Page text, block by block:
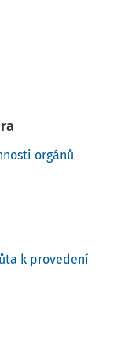
orgánů
k provedení